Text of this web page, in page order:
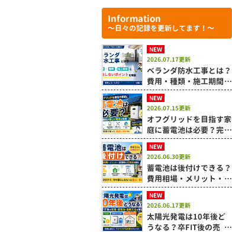
Information
～日々の記録を更新してます！～
NEW
2026.07.17更新
ベランダ防水工事とは？
費用・種類・施工期間と
失敗しないポイントを解
説
NEW
2026.07.15更新
オフグリッドを目指す家
庭に蓄電池は必要？完全
自給が難しい理由も解説
NEW
2026.06.30更新
蓄電池は後付けできる？
費用相場・メリット・設
置時の注意点を解説
NEW
2026.06.17更新
太陽光発電は10年後ど
うなる？卒FIT後の売